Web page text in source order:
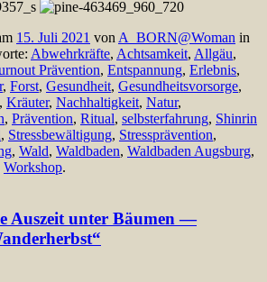
15. Juli 2021 von A_BORN@Woman in
Abwehrkräfte, Achtsamkeit, Allgäu,
Prävention, Entspannung, Erlebnis,
, Forst, Gesundheit, Gesundheitsvorsorge,
, Kräuter, Nachhaltigkeit, Natur,
, Prävention, Ritual, selbsterfahrung, Shinrin
, Stressbewältigung, Stressprävention,
, Wald, Waldbaden, Waldbaden Augsburg,
Workshop.
Auszeit unter Bäumen —